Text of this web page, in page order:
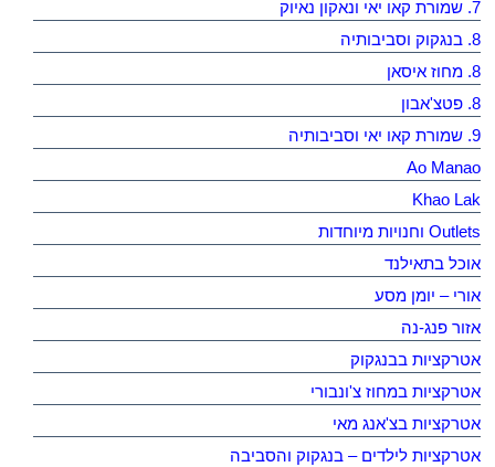
7. שמורת קאו יאי ונאקון נאיוק
8. בנגקוק וסביבותיה
8. מחוז איסאן
8. פטצ'אבון
9. שמורת קאו יאי וסביבותיה
Ao Manao
Khao Lak
Outlets וחנויות מיוחדות
אוכל בתאילנד
אורי – יומן מסע
אזור פנג-נה
אטרקציות בבנגקוק
אטרקציות במחוז צ'ונבורי
אטרקציות בצ'אנג מאי
אטרקציות לילדים – בנגקוק והסביבה